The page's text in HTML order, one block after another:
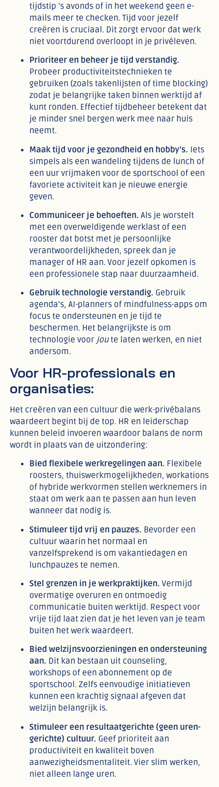
tijdstip ’s avonds of in het weekend geen e-
mails meer te checken. Tijd voor jezelf
creëren is cruciaal. Dit zorgt ervoor dat werk
niet voortdurend overloopt in je privéleven.
Prioriteer en beheer je tijd verstandig.
Probeer productiviteitstechnieken te
gebruiken (zoals takenlijsten of time blocking)
zodat je belangrijke taken binnen werktijd af
kunt ronden. Effectief tijdbeheer betekent dat
je minder snel bergen werk mee naar huis
neemt.
Maak tijd voor je gezondheid en hobby’s. Iets
simpels als een wandeling tijdens de lunch of
een uur vrijmaken voor de sportschool of een
favoriete activiteit kan je nieuwe energie
geven.
Communiceer je behoeften. Als je worstelt
met een overweldigende werklast of een
rooster dat botst met je persoonlijke
verantwoordelijkheden, spreek dan je
manager of HR aan. Voor jezelf opkomen is
een professionele stap naar duurzaamheid.
Gebruik technologie verstandig. Gebruik
agenda’s, AI-planners of mindfulness-apps om
focus te ondersteunen en je tijd te
beschermen. Het belangrijkste is om
technologie voor joute laten werken, en niet
andersom.
Voor HR-professionals en
organisaties:
Het creëren van een cultuur die werk-privébalans
waardeert begint bij de top. HR en leiderschap
kunnen beleid invoeren waardoor balans de norm
wordt in plaats van de uitzondering:
Bied flexibele werkregelingen aan. Flexibele
roosters, thuiswerkmogelijkheden, workations
of hybride werkvormen stellen werknemers in
staat om werk aan te passen aan hun leven
wanneer dat nodig is.
Stimuleer tijd vrij en pauzes. Bevorder een
cultuur waarin het normaal en
vanzelfsprekend is om vakantiedagen en
lunchpauzes te nemen.
Stel grenzen in je werkpraktijken. Vermijd
overmatige overuren en ontmoedig
communicatie buiten werktijd. Respect voor
vrije tijd laat zien dat je het leven van je team
buiten het werk waardeert.
Bied welzijnsvoorzieningen en ondersteuning
aan. Dit kan bestaan uit counseling,
workshops of een abonnement op de
sportschool. Zelfs eenvoudige initiatieven
kunnen een krachtig signaal afgeven dat
welzijn belangrijk is.
Stimuleer een resultaatgerichte (geen uren-
gerichte) cultuur. Geef prioriteit aan
productiviteit en kwaliteit boven
aanwezigheidsmentaliteit. Vier slim werken,
niet alleen lange uren.